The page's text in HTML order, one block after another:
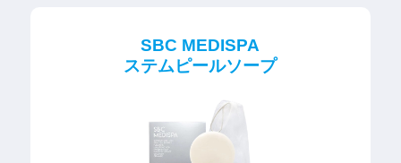
SBC MEDISPA
ステムピールソープ